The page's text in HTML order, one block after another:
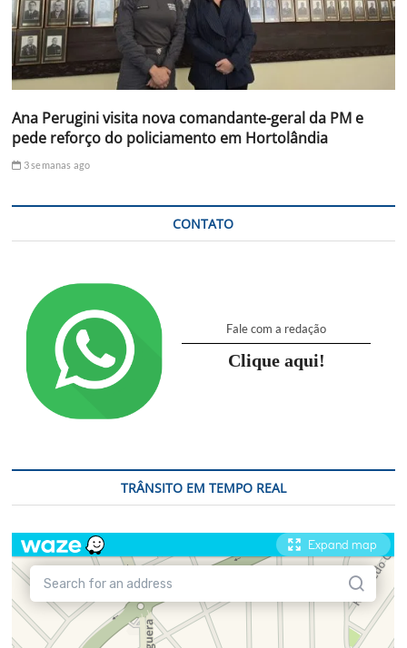
Ana Perugini visita nova comandante-geral da PM e
pede reforço do policiamento em Hortolândia
3 semanas ago
CONTATO
Fale com a redação
Clique aqui!
TRÂNSITO EM TEMPO REAL